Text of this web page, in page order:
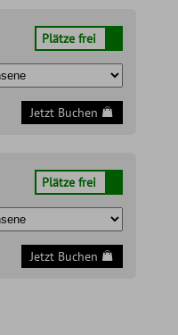
Plätze frei
Jetzt Buchen
Plätze frei
Jetzt Buchen